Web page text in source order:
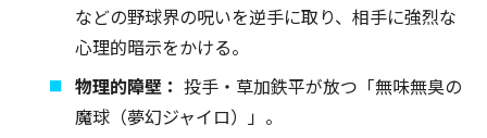
などの野球界の呪いを逆手に取り、相手に強烈な
心理的暗示をかける。
物理的障壁： 投手・草加鉄平が放つ「無味無臭の
魔球（夢幻ジャイロ）」。